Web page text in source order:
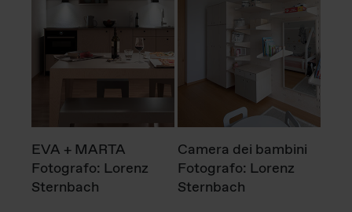
EVA + MARTA
Fotografo: Lorenz
Sternbach
Camera dei bambini
Fotografo: Lorenz
Sternbach